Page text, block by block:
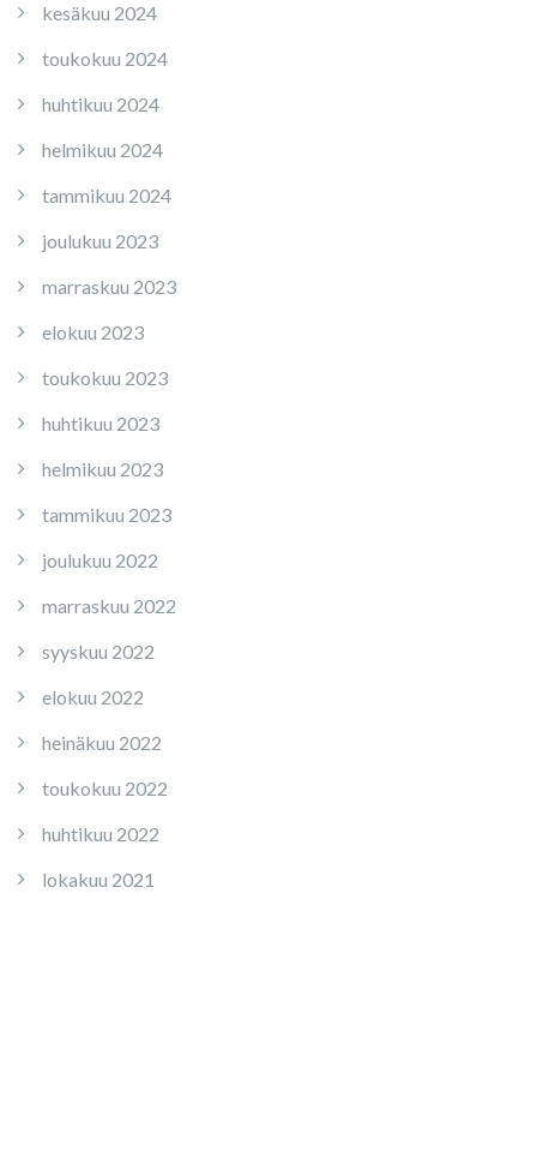
kesäkuu 2024
toukokuu 2024
huhtikuu 2024
helmikuu 2024
tammikuu 2024
joulukuu 2023
marraskuu 2023
elokuu 2023
toukokuu 2023
huhtikuu 2023
helmikuu 2023
tammikuu 2023
joulukuu 2022
marraskuu 2022
syyskuu 2022
elokuu 2022
heinäkuu 2022
toukokuu 2022
huhtikuu 2022
lokakuu 2021